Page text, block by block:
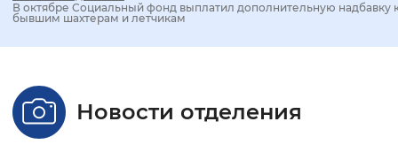
Стандартный Увеличенный
В октябре Социальный фонд выплатил дополнительную надбавку
бывшим шахтерам и летчикам
Новости отделения